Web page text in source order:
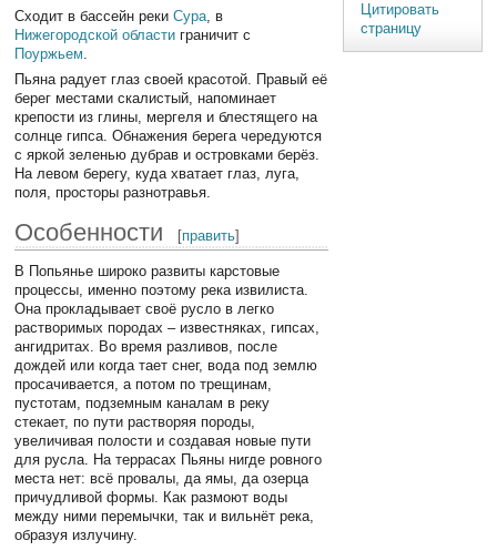
Сходит в бассейн рекиСура , в
Нижегородской области граничит с
Поуржьем
Пьяна радует глаз своей красотой. Правый её
берег местами скалистый, напоминает
крепости из глины, мергеля и блестящего на
солнце гипса. Обнажения берега чередуются
с яркой зеленью дубрав и островками берёз.
На левом берегу, куда хватает глаз, луга,
поля, просторы разнотравья.
Особенности [править]
В Попьянье широко развиты карстовые
процессы, именно поэтому река извилиста.
Она прокладывает своё русло в легко
растворимых породах – известняках, гипсах,
ангидритах. Во время разливов, после
дождей или когда тает снег, вода под землю
просачивается, а потом по трещинам,
пустотам, подземным каналам в реку
стекает, по пути растворяя породы,
увеличивая полости и создавая новые пути
для русла. На террасах Пьяны нигде ровного
места нет: всё провалы, да ямы, да озерца
причудливой формы. Как размоют воды
между ними перемычки, так и вильнёт река,
образуя излучину.
Цитировать
страницу